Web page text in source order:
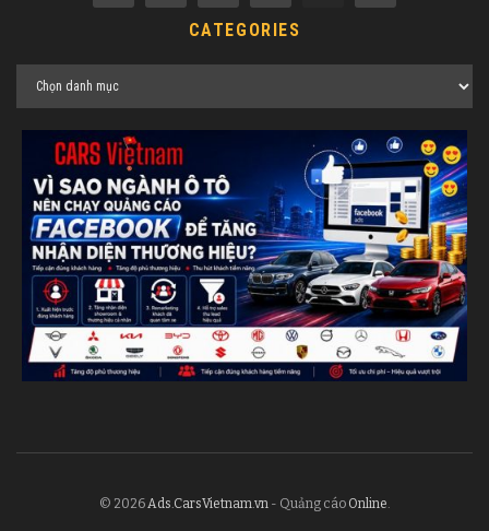
CATEGORIES
Categories
© 2026 Ads.CarsVietnam.vn - Quảng cáo Online